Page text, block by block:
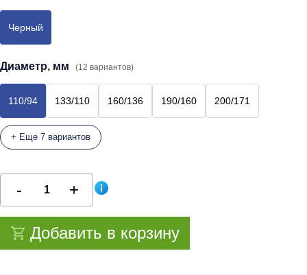
Черный
Диаметр, мм (12 вариантов)
110/94 133/110 160/136 190/160 200/171
+ Еще 7 вариантов
Добавить в корзину